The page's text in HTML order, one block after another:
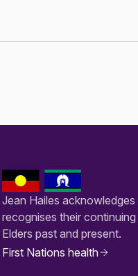
Jean Hailes
recognises their
Elders past and present.
First Nations health